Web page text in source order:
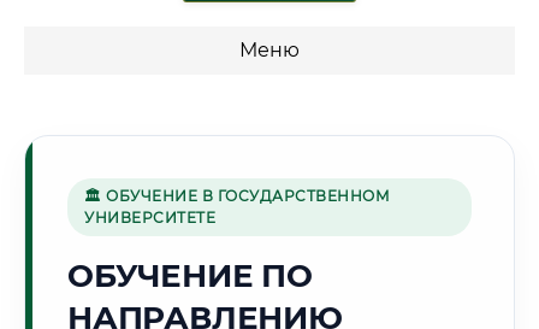
Меню
специальности"
Стоимость по программам обучения "Судебная экспертиза"
Стоимость по программам обучения "Экспертиза"
🏛 ОБУЧЕНИЕ В ГОСУДАРСТВЕННОМ
УНИВЕРСИТЕТЕ
ОБУЧЕНИЕ ПО
НАПРАВЛЕНИЮ